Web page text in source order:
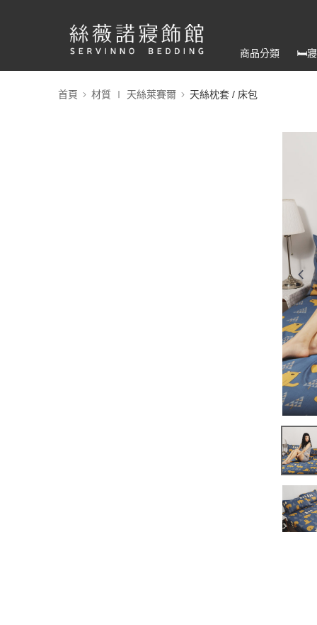
商品分類 🛏️寢
首頁 材質 ∣ 天絲萊賽爾 天絲枕套 / 床包